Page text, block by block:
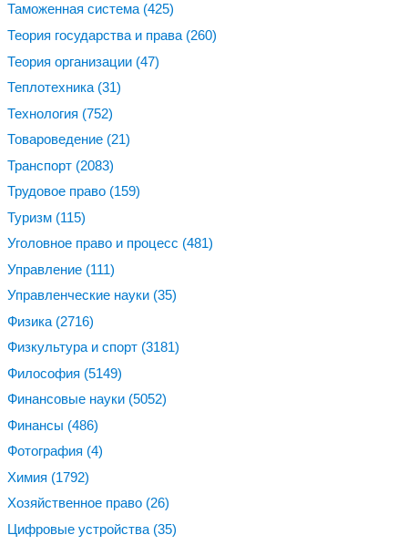
Таможенная система (425)
Теория государства и права (260)
Теория организации (47)
Теплотехника (31)
Технология (752)
Товароведение (21)
Транспорт (2083)
Трудовое право (159)
Туризм (115)
Уголовное право и процесс (481)
Управление (111)
Управленческие науки (35)
Физика (2716)
Физкультура и спорт (3181)
Философия (5149)
Финансовые науки (5052)
Финансы (486)
Фотография (4)
Химия (1792)
Хозяйственное право (26)
Цифровые устройства (35)